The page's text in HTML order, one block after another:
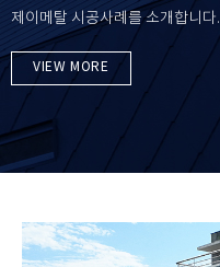
제이메탈 시공사례를 소개합니다.
VIEW MORE